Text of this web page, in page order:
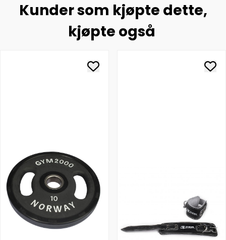
Kunder som kjøpte dette,
kjøpte også